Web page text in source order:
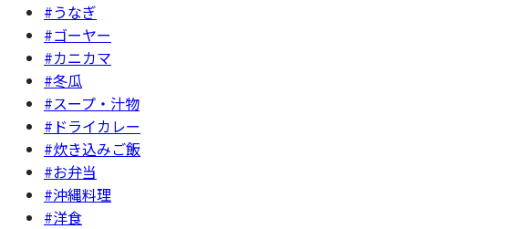
#うなぎ
#ゴーヤー
#カニカマ
#冬瓜
#スープ・汁物
#ドライカレー
#炊き込みご飯
#お弁当
#沖縄料理
#洋食